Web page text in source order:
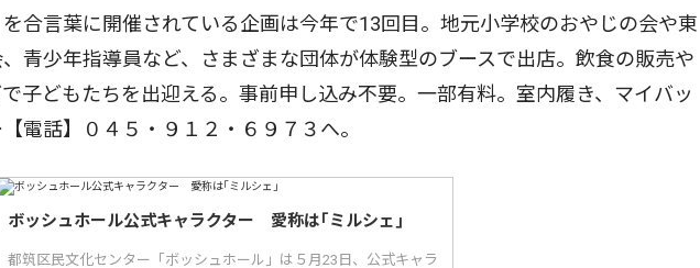
合言葉に開催されている企画は今年で13回目。地元小学校のおやじの会や東
青少年指導員など、さまざまな団体が体験型のブースで出店。飲食の販売や
子どもたちを出迎える。事前申し込み不要。一部有料。室内履き、マイバッ
電話】０４５・９１２・６９７３へ。
ボッシュホール公式キャラクター 愛称は｢ミルシェ｣
都筑区民文化センター「ボッシュホール」は５月23日、公式キャラ